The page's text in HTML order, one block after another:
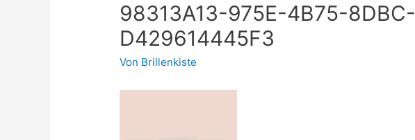
98313A13-975E-4B75-8DBC-
D429614445F3
Von Brillenkiste